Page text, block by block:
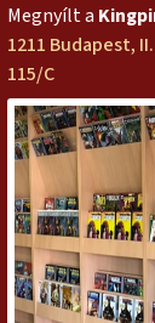
Megnyílt a
1211 Budapest,
115/C